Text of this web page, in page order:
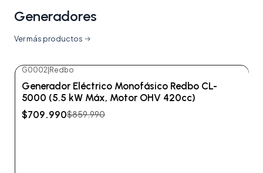
Generadores
Ver más productos
No disponible
G0002 Redbo
Generador Eléctrico Monofásico Redbo CL-
5000 (5.5 kW Máx, Motor OHV 420cc)
$709.990$859.990